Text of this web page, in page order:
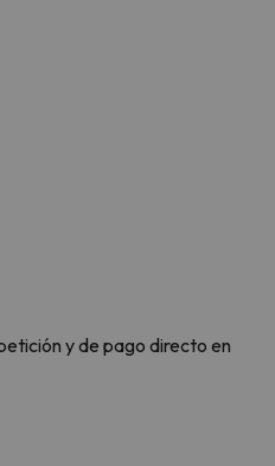
y de pago directo en